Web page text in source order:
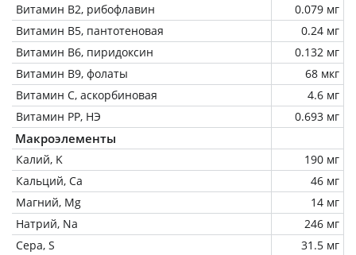
Витамин В2, рибофлавин
0.079 мг
Витамин В5, пантотеновая
0.24 мг
Витамин В6, пиридоксин
0.132 мг
Витамин В9, фолаты
68 мкг
Витамин C, аскорбиновая
4.6 мг
Витамин РР, НЭ
0.693 мг
Макроэлементы
Калий, K
190 мг
Кальций, Ca
46 мг
Магний, Mg
14 мг
Натрий, Na
246 мг
Сера, S
31.5 мг